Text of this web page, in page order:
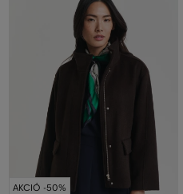
AKCIÓ -50%